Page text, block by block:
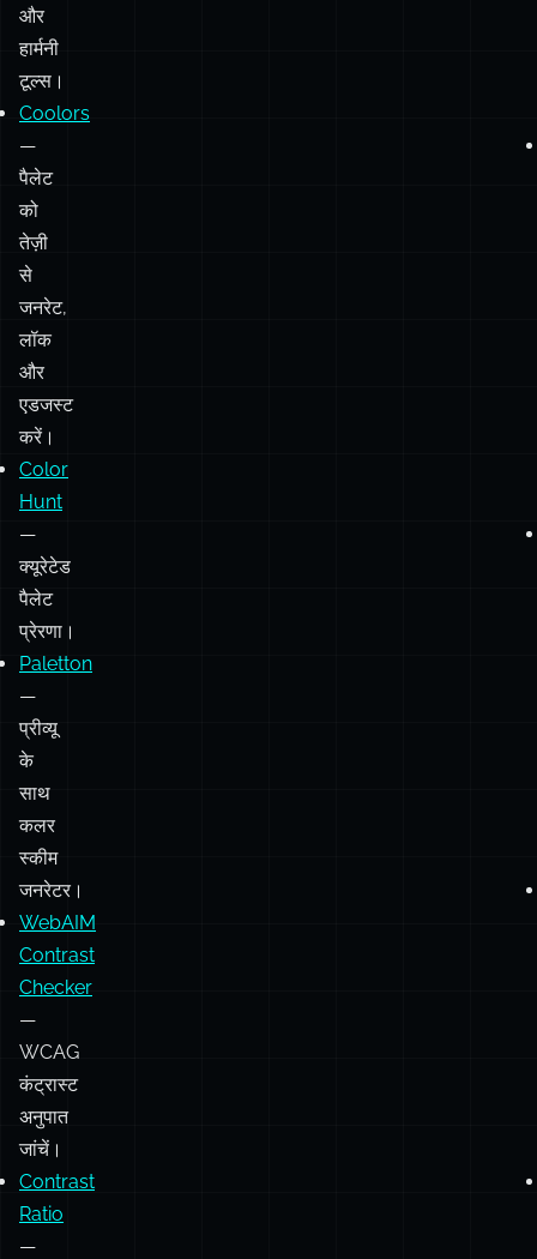
और
हार्मनी
टूल्स।
Coolors
—
पैलेट
को
तेज़ी
से
जनरेट,
लॉक
और
एडजस्ट
करें।
Color
Hunt
—
क्यूरेटेड
पैलेट
प्रेरणा।
Paletton
—
प्रीव्यू
के
साथ
कलर
स्कीम
जनरेटर।
WebAIM
Contrast
Checker
—
WCAG
कंट्रास्ट
अनुपात
जांचें।
Contrast
Ratio
—